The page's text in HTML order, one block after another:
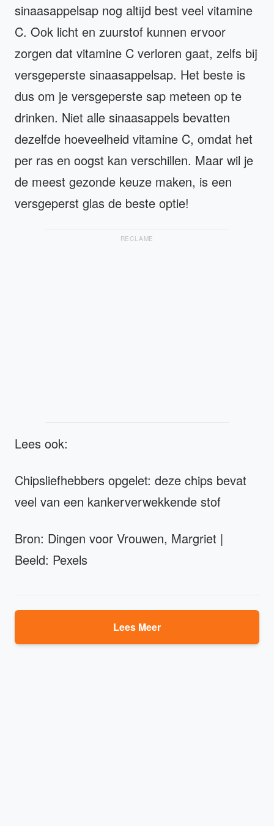
sinaasappelsap nog altijd best veel vitamine
C. Ook licht en zuurstof kunnen ervoor
zorgen dat vitamine C verloren gaat, zelfs bij
versgeperste sinaasappelsap. Het beste is
dus om je versgeperste sap meteen op te
drinken. Niet alle sinaasappels bevatten
dezelfde hoeveelheid vitamine C, omdat het
per ras en oogst kan verschillen. Maar wil je
de meest gezonde keuze maken, is een
versgeperst glas de beste optie!
RECLAME
Lees ook:
Chipsliefhebbers opgelet: deze chips bevat
veel van een kankerverwekkende stof
Bron: Dingen voor Vrouwen, Margriet |
Beeld: Pexels
Lees Meer